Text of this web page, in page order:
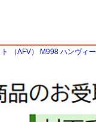
（AFV） M998 ハンヴィー